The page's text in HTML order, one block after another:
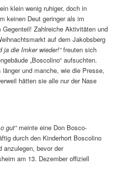
klein wenig ruhiger, doch in
keinen Deut geringer als im
Gegenteil! Zahlreiche Aktivitäten und
auf dem Jakobsberg
ja die Imker wieder!“freuten sich
„Boscolino“ aufsuchten.
und manche, wie die Presse,
hätten sie alle nur der Nase
gut“meinte eine Don Bosco-
durch den Kinderhort Boscolino
anzulegen, bevor der
am 13. Dezember offiziell